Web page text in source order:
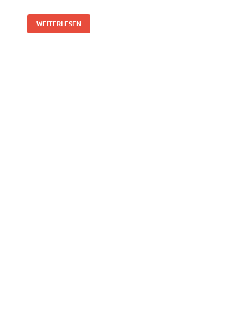
WEITERLESEN